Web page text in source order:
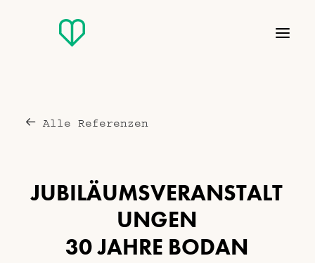
Alle Referenzen
JUBILÄUMSVERANSTALT
UNGEN
30JAHRE BODAN